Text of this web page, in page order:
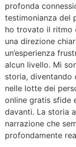
profonda
testimonianza del
ho trovato il ritmo
una direzione
un’esperienza
alcun livello. Mi
storia, diventando
nelle lotte dei
online gratis sfide
davanti. La storia
narrazione che
profondamente